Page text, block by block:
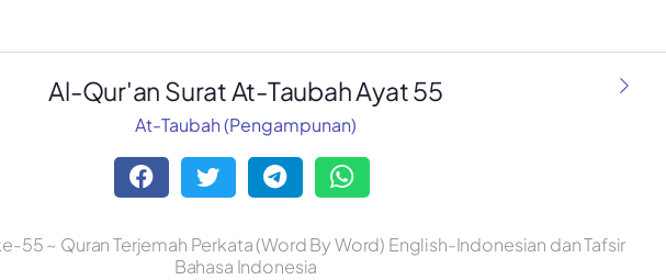
Al-Qur'an Surat At-Taubah Ayat 55
At-Taubah (Pengampunan)
55 ~ Quran Terjemah Perkata (Word By Word) English-Indonesian dan Tafsir
Bahasa Indonesia